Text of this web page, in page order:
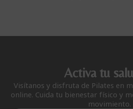
Activa tu
Visítanos y disfruta de Pilates en
online. Cuida tu bienestar físico y
movimiento.